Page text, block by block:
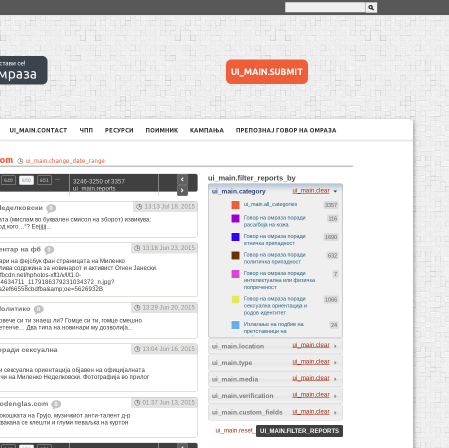
UI_MAIN.SUBMIT
UI_MAIN.CONTACT ЧПП РЕСУРСИ ПОИМНИК КАМПАЊА ПРЕПОЗНАЈ ГОВОР НА ОМРАЗА
ui_main.change_date_range
649 650 651
3246-3250 of 3357
ui_main.reports
0
13:13 Jul 18, 2015
(мислам во буквален смисол на зборот) извикува:
Еејјјјј...
на фб 0
13:18 Jun 23, 2015
на фејсбук фан страницата на Миленко
содржина за новинарот и активист Огнен Јанески.
hphotos-xft1/v/l/t1.0-
0
13:29 Jun 20, 2015
си ти знаеш ли? Гомце си ти, гомце смешно
Два типа на новинари му дозволија...
сексуална
13:04 Jun 16, 2015
ориентација објавен на официјалната
на Миленко Неделковски. Фотографија во прилог
0
01:37 Jun 13, 2015
на Грујо, музичкиот анти-талент д-р
се клешти и глуми певаљка на куртон
ui_main.filter_reports_by
ui_main.clear
ui_main.category
ui_main.all_categories 3357
Говор на омраза поради
раса/боја на кожа
116
Говор на омраза поради
етничка припадност
1690
Говор на омраза поради
политичка припадност
632
Говор на омраза поради
интелектуална или физичка
попреченост
7
Говор на омраза поради
сексуална ориентација и
родов идентитет
1066
Излагање на подбив на
претставници на
меѓународни организации
24
Излагање на подбив на
претставници на странски
држави
Говор на омраза поради
религија и религиско
уверување
Говор на омраза поради
социјално потекло
72
Говор на омраза на спортски
5
ui_main.clear
ui_main.location
ui_main.clear
ui_main.type
ui_main.clear
ui_main.media
ui_main.clear
ui_main.verification
ui_main.clear
ui_main.custom_fields
ui_main.reset_all_filtersUI_MAIN.FILTER_REPORTS